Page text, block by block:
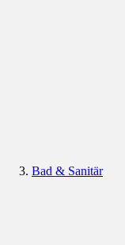
Bad & Sanitär